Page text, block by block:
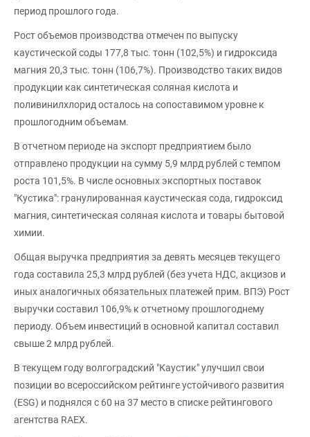
период прошлого года.
Рост объемов производства отмечен по выпуску
каустической соды 177,8 тыс. тонн (102,5%) и гидроксида
магния 20,3 тыс. тонн (106,7%). Производство таких видов
продукции как синтетическая соляная кислота и
поливинилхлорид осталось на сопоставимом уровне к
прошлогодним объемам.
В отчетном периоде на экспорт предприятием было
отправлено продукции на сумму 5,9 млрд рублей с темпом
роста 101,5%. В числе основных экспортных поставок
"Кустика": гранулированная каустическая сода, гидроксид
магния, синтетическая соляная кислота и товары бытовой
химии.
Общая выручка предприятия за девять месяцев текущего
года составила 25,3 млрд рублей (без учета НДС, акцизов и
иных аналогичных обязательных платежей прим. ВПЭ) Рост
выручки составил 106,9% к отчетному прошлогоднему
периоду. Объем инвестиций в основной капитал составил
свыше 2 млрд рублей.
В текущем году волгоградский "Каустик" улучшил свои
позиции во всероссийском рейтинге устойчивого развития
(ESG) и поднялся с 60 на 37 место в списке рейтингового
агентства RAEX.